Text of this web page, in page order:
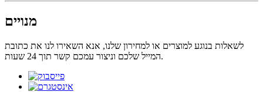
מנויים
לשאלות בנוגע למוצרים או למחירון שלנו, אנא השאירו לנו את כתובת
המייל שלכם וניצור עמכם קשר תוך 24 שעות.